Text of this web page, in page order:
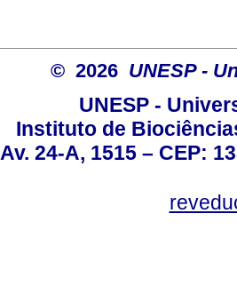
© 2026 UNESP -
UNESP -
Instituto de
Av. 24-A, 1515 – CEP: